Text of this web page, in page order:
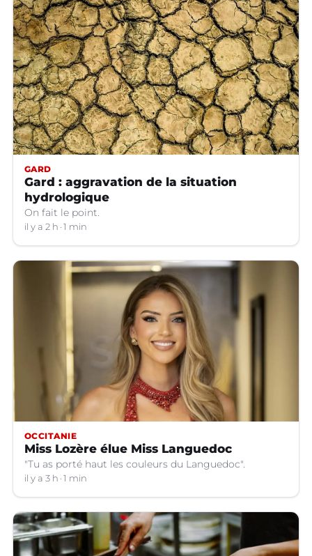
GARD
Gard : aggravation de la situation
hydrologique
On fait le point.
il y a 2 h 1 min
OCCITANIE
Miss Lozère élue Miss Languedoc
"Tu as porté haut les couleurs du Languedoc".
il y a 3 h 1 min